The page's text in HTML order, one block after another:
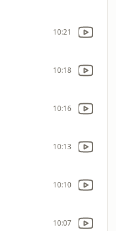
10:21
10:18
10:16
10:13
10:10
10:07